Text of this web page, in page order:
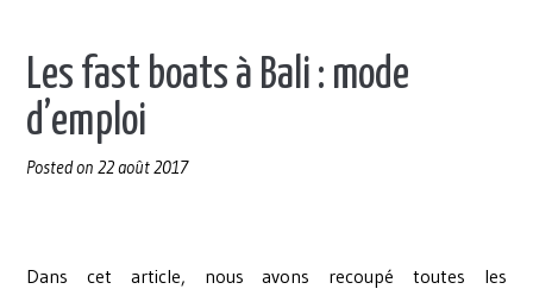
Les fast boats à Bali : mode
d’emploi
Posted on 22 août 2017
Dans cet article, nous avons recoupé toutes les